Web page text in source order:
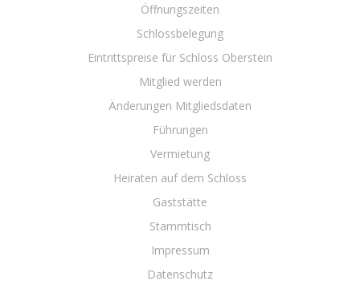
Öffnungszeiten
Schlossbelegung
Eintrittspreise für Schloss Oberstein
Mitglied werden
Änderungen Mitgliedsdaten
Führungen
Vermietung
Heiraten auf dem Schloss
Gaststätte
Stammtisch
Impressum
Datenschutz